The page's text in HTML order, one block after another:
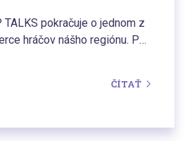
štýlom
TALKS pokračuje o jednom z
hráčov nášho regiónu. Po
ako svaly po ich skvelých
ČÍTAŤ